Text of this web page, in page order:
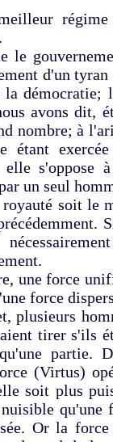
régime
le
d'un
la
avons dit,
nombre; à
étant
elle s'oppose
un seul
soit le
une force
force
plusieurs
tirer s'ils
partie.
(Virtus)
soit plus
qu'une
Or la